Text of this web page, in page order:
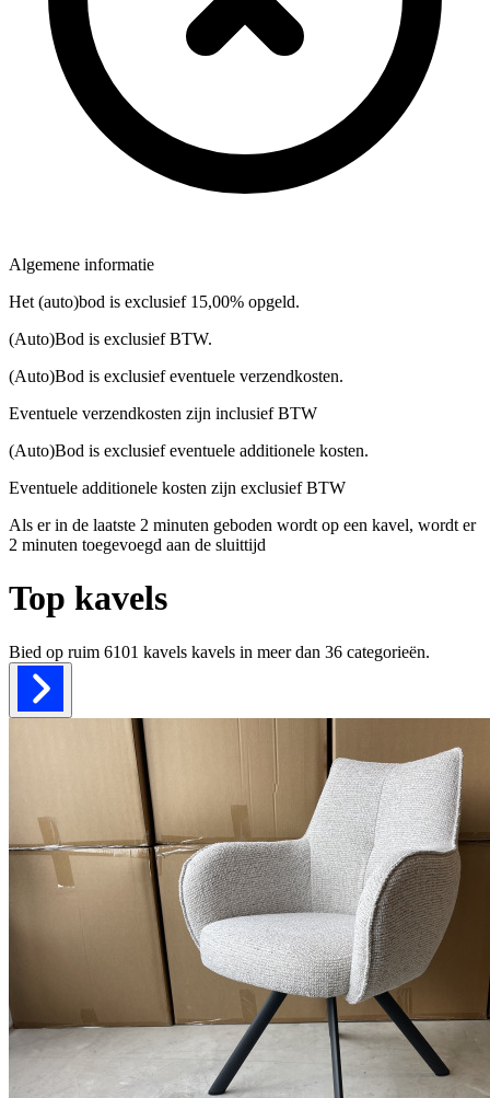
Algemene informatie
Het (auto)bod is exclusief 15,00% opgeld.
(Auto)Bod is exclusief BTW.
(Auto)Bod is exclusief eventuele verzendkosten.
Eventuele verzendkosten zijn inclusief BTW
(Auto)Bod is exclusief eventuele additionele kosten.
Eventuele additionele kosten zijn exclusief BTW
Als er in de laatste 2 minuten geboden wordt op een kavel, wordt er
2 minuten toegevoegd aan de sluittijd
Top kavels
Bied op ruim 6101 kavels kavels in meer dan 36 categorieën.